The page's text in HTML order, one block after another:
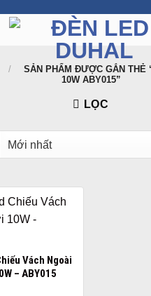
/
SẢN PHẨM ĐƯỢC GẮN THẺ
10W ABY015”
LỌC
Vách Ngoài
– ABY015